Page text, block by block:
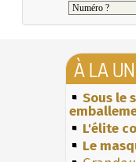
À LA
Sous le
L'élite
Le